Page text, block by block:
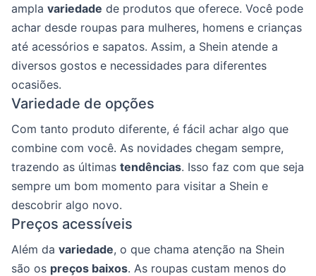
ampla variedade de produtos que oferece. Você pode
achar desde roupas para mulheres, homens e crianças
até acessórios e sapatos. Assim, a Shein atende a
diversos gostos e necessidades para diferentes
ocasiões.
Variedade de opções
Com tanto produto diferente, é fácil achar algo que
combine com você. As novidades chegam sempre,
trazendo as últimas tendências. Isso faz com que seja
sempre um bom momento para visitar a Shein e
descobrir algo novo.
Preços acessíveis
Além da variedade, o que chama atenção na Shein
são os preços baixos. As roupas custam menos do